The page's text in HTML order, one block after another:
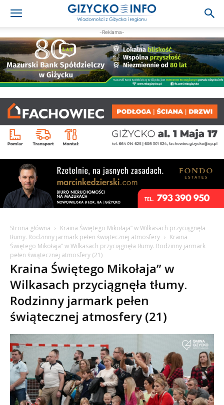
-Reklama-
Strona główna
Kraina Świętego Mikołaja” w Wilkasach przyciągnęła
tłumy. Rodzinny jarmark pełen świątecznej atmosfery
Kraina
Świętego Mikołaja” w Wilkasach przyciągnęła tłumy. Rodzinny jarmark
pełen świątecznej atmosfery (21)
Kraina Świętego Mikołaja” w
Wilkasach przyciągnęła tłumy.
Rodzinny jarmark pełen
świątecznej atmosfery (21)